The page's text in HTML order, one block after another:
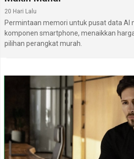
20 Hari Lalu
Permintaan memori untuk pusat data AI
komponen smartphone, menaikkan
pilihan perangkat murah.